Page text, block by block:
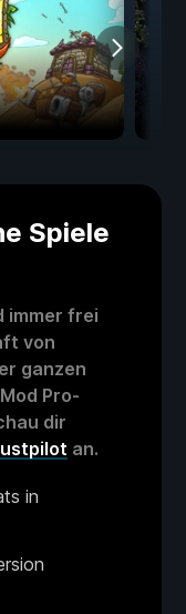
Spiele
immer frei
von
ganzen
Pro-
dir
an.
in